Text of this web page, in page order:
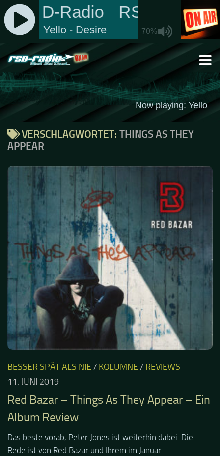
Zum Inhalt springen
VERSCHLAGWORTET: THINGS AS THEY
APPEAR
BESSER SPÄT ALS NIE / KOLUMNE / REVIEWS
11. JUNI 2019
Red Bazar – Things As They Appear – Ein
Album Review
Das beste vorab, Peter Jones ist weiterhin dabei. Die
Rede ist von Red Bazar und Ihrem im Januar